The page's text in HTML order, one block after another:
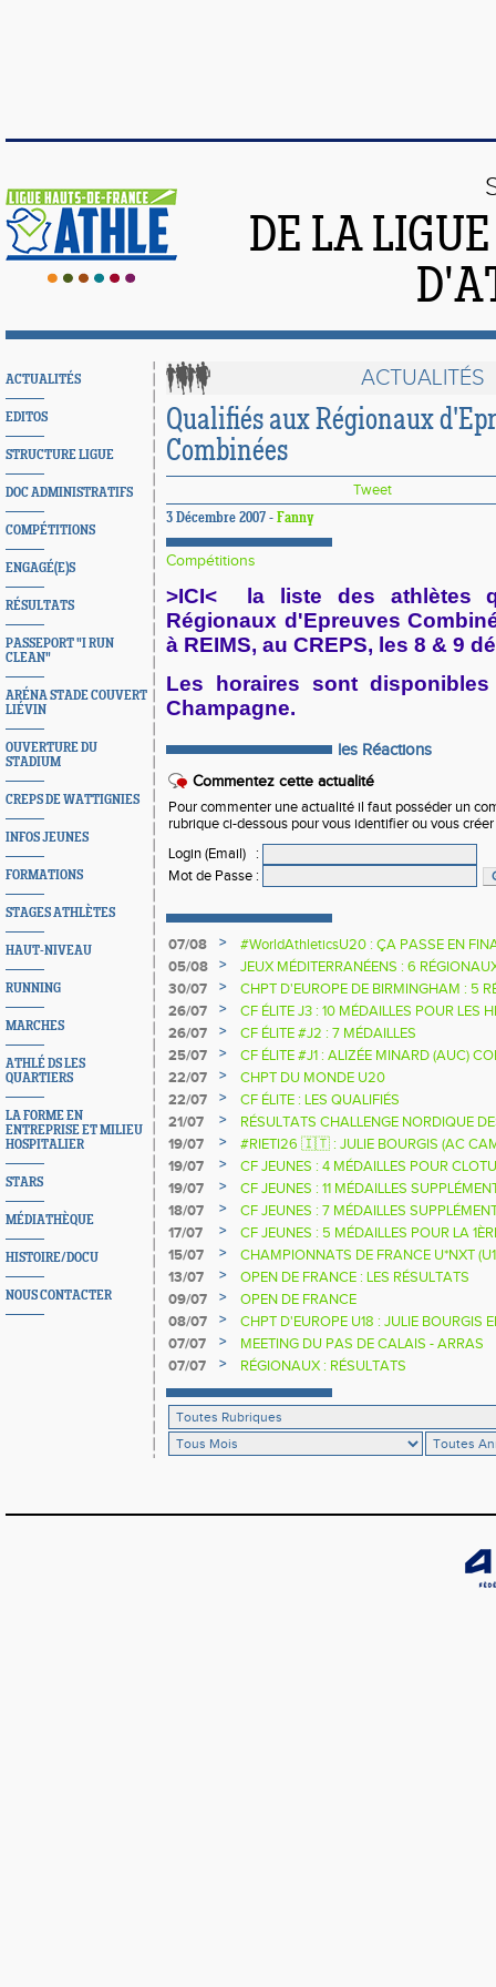
DE LA
ACTUALITÉS
EDITOS
STRUCTURE LIGUE
DOC ADMINISTRATIFS
COMPÉTITIONS
ENGAGÉ(E)S
RÉSULTATS
PASSEPORT "I RUN
CLEAN"
ARÉNA STADE COUVERT
LIÉVIN
OUVERTURE DU
STADIUM
CREPS DE WATTIGNIES
INFOS JEUNES
FORMATIONS
STAGES ATHLÈTES
HAUT-NIVEAU
RUNNING
MARCHES
ATHLÉ DS LES
QUARTIERS
LA FORME EN
ENTREPRISE ET MILIEU
HOSPITALIER
STARS
MÉDIATHÈQUE
HISTOIRE/DOCU
NOUS CONTACTER
ACTUALITÉS
Qualifiés aux Régionaux
Combinées
Tweet
3 Décembre 2007 - Fanny
Compétitions
>ICI< la liste des athlètes
Régionaux d'Epreuves
à REIMS, au CREPS, les 8 & 9
Les horaires sont
Champagne.
les Réactions
Commentez cette actualité
Pour commenter une actualité il faut posséder un
rubrique ci-dessous pour vous identifier ou vous
Login (Email)
:
Mot de Passe :
07/08 >
#WorldAthleticsU20 : ÇA PASSE EN
SAUTEURS
05/08 >
JEUX MÉDITERRANÉENS : 6
30/07
>
CHPT D'EUROPE DE BIRMINGHAM : 5
26/07
>
CF ÉLITE J3 : 10 MÉDAILLES POUR LES
26/07
>
CF ÉLITE #J2 : 7 MÉDAILLES
25/07
>
CF ÉLITE #J1 : ALIZÉE MINARD (AUC)
NATIONALE
22/07 >
CHPT DU MONDE U20
22/07
>
CF ÉLITE : LES QUALIFIÉS
21/07
>
RÉSULTATS CHALLENGE NORDIQUE
2025 2026
19/07 >
#RIETI26 🇮🇹 : JULIE BOURGIS (AC
D'EUROPE U18 DE LA PERCHE
19/07 >
CF JEUNES : 4 MÉDAILLES POUR
19/07
>
CF JEUNES : 11 MÉDAILLES
18/07
>
CF JEUNES : 7 MÉDAILLES
17/07
>
CF JEUNES : 5 MÉDAILLES POUR LA
15/07
>
CHAMPIONNATS DE FRANCE U*NXT
13/07
>
OPEN DE FRANCE : LES RÉSULTATS
09/07
>
OPEN DE FRANCE
08/07
>
CHPT D'EUROPE U18 : JULIE BOURGIS
07/07
>
MEETING DU PAS DE CALAIS - ARRAS
07/07
> RÉGIONAUX : RÉSULTATS